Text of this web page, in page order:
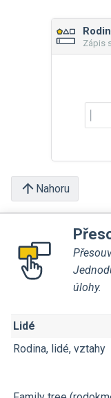
Zápis
Nahoru
úlohy.
Lidé
Rodina, lidé, vztahy